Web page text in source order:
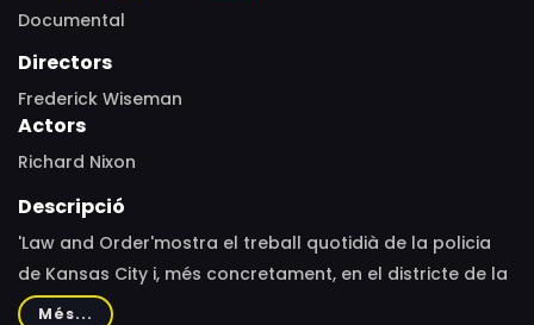
Documental
Directors
Frederick Wiseman
Actors
Richard Nixon
Descripció
'Law and Order'mostra el treball quotidià de la policia
de Kansas City i, més concretament, en el districte de la
ciutat que tenia l'índex de criminalitat més alt.
Més...